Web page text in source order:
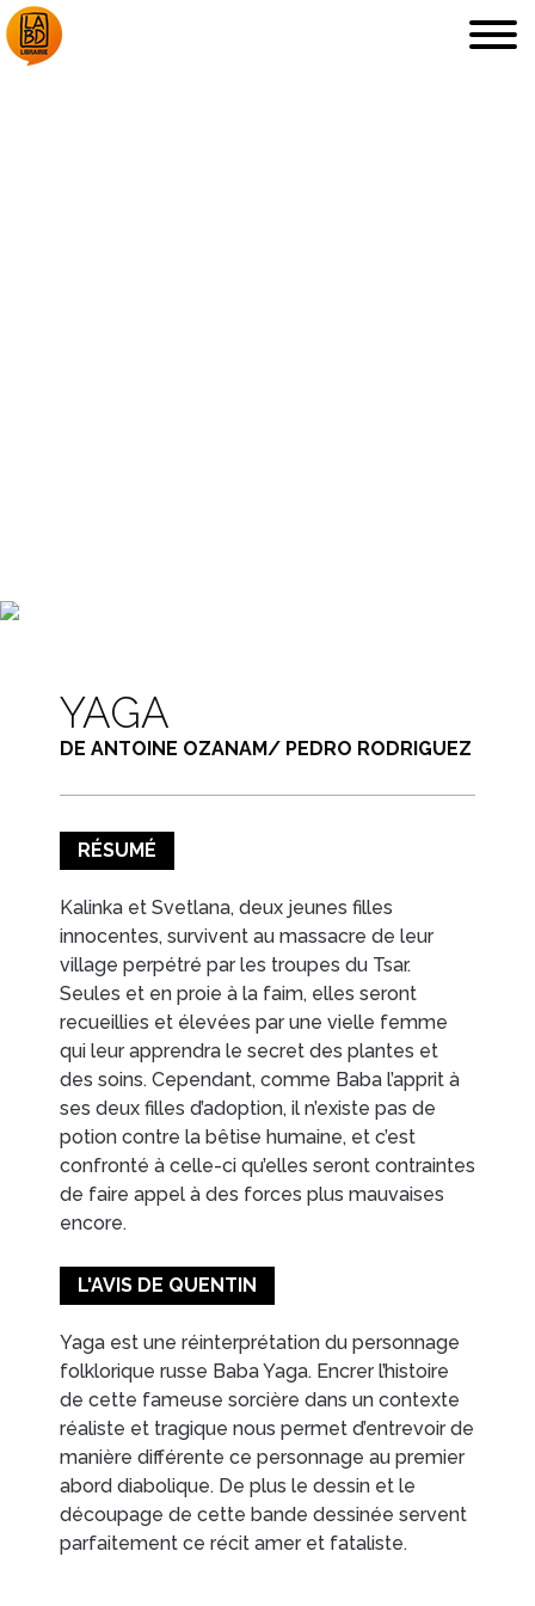
YAGA
DE ANTOINE OZANAM/ PEDRO RODRIGUEZ
RÉSUMÉ
Kalinka et Svetlana, deux jeunes filles
innocentes, survivent au massacre de leur
village perpétré par les troupes du Tsar.
Seules et en proie à la faim, elles seront
recueillies et élevées par une vielle femme
qui leur apprendra le secret des plantes et
des soins. Cependant, comme Baba l’apprit à
ses deux filles d’adoption, il n’existe pas de
potion contre la bêtise humaine, et c’est
confronté à celle-ci qu’elles seront contraintes
de faire appel à des forces plus mauvaises
encore.
L'AVIS DE QUENTIN
Yaga est une réinterprétation du personnage
folklorique russe Baba Yaga. Encrer l’histoire
de cette fameuse sorcière dans un contexte
réaliste et tragique nous permet d’entrevoir de
manière différente ce personnage au premier
abord diabolique. De plus le dessin et le
découpage de cette bande dessinée servent
parfaitement ce récit amer et fataliste.